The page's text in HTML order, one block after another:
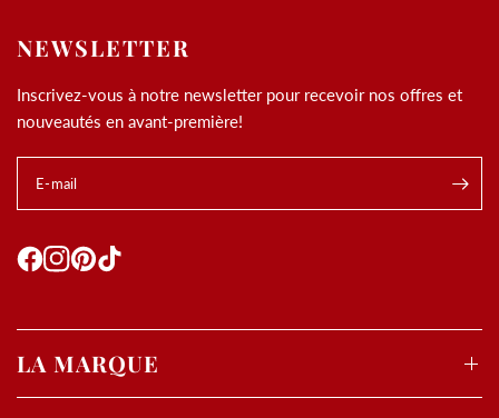
NEWSLETTER
Inscrivez-vous à notre newsletter pour recevoir nos offres et
nouveautés en avant-première!
E-mail
LA MARQUE
Utilisation des
Les cookies et données personnelles nous permettent de
personnaliser le contenu et les annonces, d’offrir des